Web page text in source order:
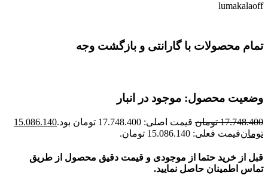
lumakalaoff
تمام محصولات با گارانتی و بازگشت وجه
وضعیت محصول: موجود در انبار
17.748.400 تومان قیمت اصلی: 17.748.400 تومان بود.
15.086.140
تومانقیمت فعلی: 15.086.140 تومان.
قبل از خرید حتما از موجودی و قیمت دقیق محصول از طریق
تماس اطمینان حاصل نمایید.